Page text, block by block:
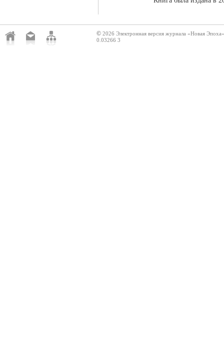
© 2026 Электронная версия журнала «Новая Эпоха»
0.03266 3